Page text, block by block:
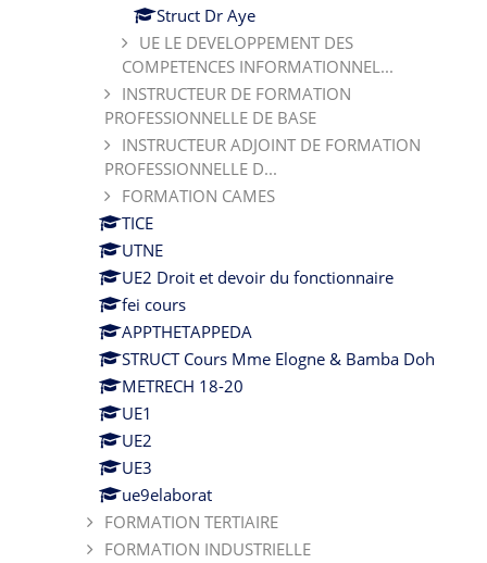
Struct Dr Aye
UE LE DEVELOPPEMENT DES
COMPETENCES INFORMATIONNEL...
INSTRUCTEUR DE FORMATION
PROFESSIONNELLE DE BASE
INSTRUCTEUR ADJOINT DE FORMATION
PROFESSIONNELLE D...
FORMATION CAMES
TICE
UTNE
UE2 Droit et devoir du fonctionnaire
fei cours
APPTHETAPPEDA
STRUCT Cours Mme Elogne & Bamba Doh
METRECH 18-20
UE1
UE2
UE3
ue9elaborat
FORMATION TERTIAIRE
FORMATION INDUSTRIELLE